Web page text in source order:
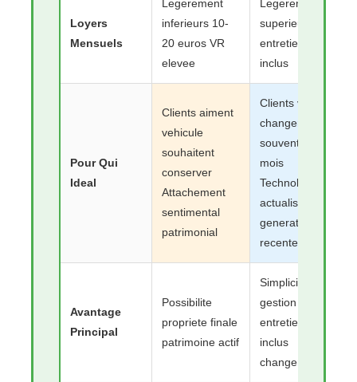
Loyers
Mensuels
Legerement
inferieurs 10-
20 euros VR
elevee
Legerement
superieurs
entretien
inclus
Pour Qui
Ideal
Clients aiment
vehicule
souhaitent
conserver
Attachement
sentimental
patrimonial
Clients veulent
changer
souvent 36-48
mois
Technologies
actualisees
generations
recentes
Avantage
Principal
Possibilite
propriete finale
patrimoine actif
Simplicite
gestion
entretien
inclus
changements